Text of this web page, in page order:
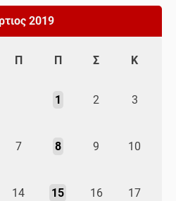
2019
Π Π Σ Κ
1 2 3
7 8 9 10
14 15 16 17